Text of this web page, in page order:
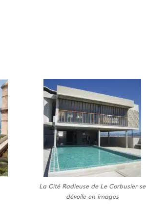
La Cité Radieuse de Le Corbusier se
dévoile en images